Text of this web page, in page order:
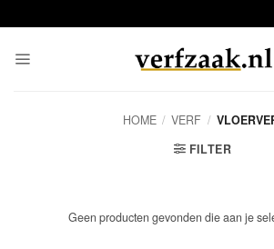
naar
HOME / VERF /
FILTER
Geen producten gevonden die aan je